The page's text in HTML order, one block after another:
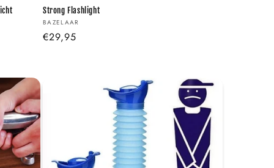
Strong Flashlight
Verkoper:
BAZELAAR
Normale
€29,95